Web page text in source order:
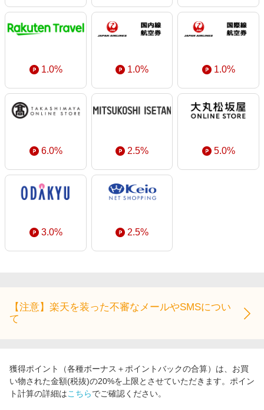
1.0% 1.0% 1.0%
6.0% 2.5% 5.0%
3.0% 2.5%
【注意】楽天を装った不審なメールやSMSについ
て
獲得ポイント（各種ボーナス＋ポイントバックの合算）は、お買
い物された金額(税抜)の20%を上限とさせていただきます。ポイン
ト計算の詳細はこちらでご確認ください。